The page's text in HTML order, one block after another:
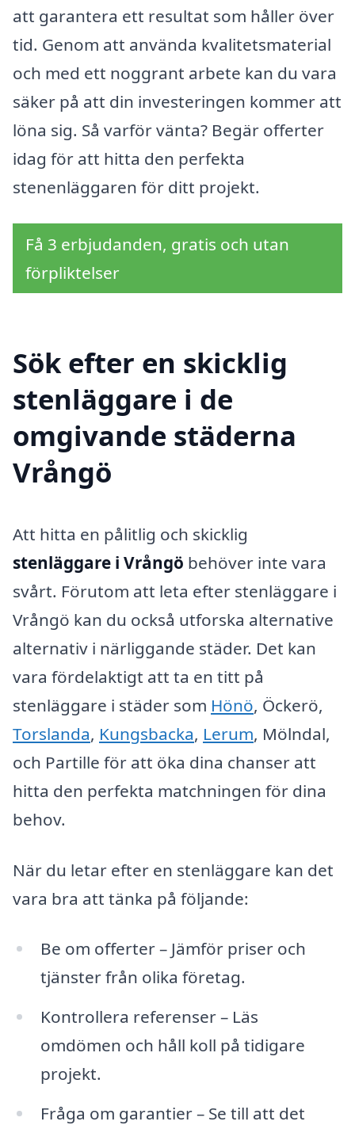
att garantera ett resultat som håller över
tid. Genom att använda kvalitetsmaterial
och med ett noggrant arbete kan du vara
säker på att din investeringen kommer att
löna sig. Så varför vänta? Begär offerter
idag för att hitta den perfekta
stenenläggaren för ditt projekt.
Få 3 erbjudanden, gratis och utan
förpliktelser
Sök efter en skicklig
stenläggare i de
omgivande städerna
Vrångö
Att hitta en pålitlig och skicklig
stenläggare i Vrångö behöver inte vara
svårt. Förutom att leta efter stenläggare i
Vrångö kan du också utforska alternative
alternativ i närliggande städer. Det kan
vara fördelaktigt att ta en titt på
stenläggare i städer som Hönö, Öckerö,
Torslanda, Kungsbacka, Lerum, Mölndal,
och Partille för att öka dina chanser att
hitta den perfekta matchningen för dina
behov.
När du letar efter en stenläggare kan det
vara bra att tänka på följande:
Be om offerter – Jämför priser och
tjänster från olika företag.
Kontrollera referenser – Läs
omdömen och håll koll på tidigare
projekt.
Fråga om garantier – Se till att det